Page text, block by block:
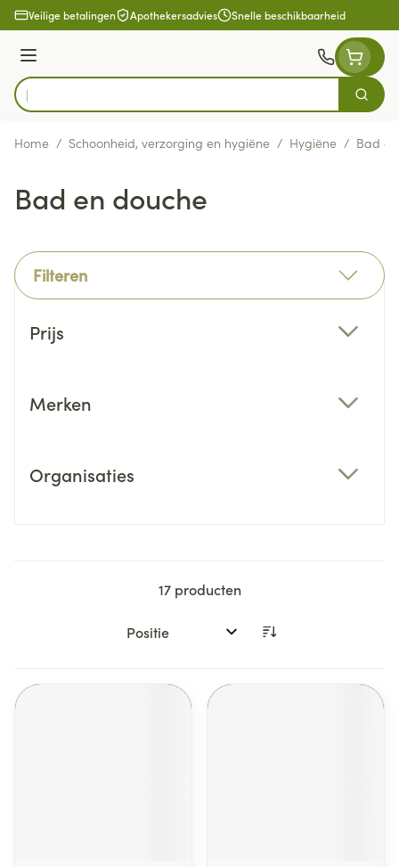
Ga naar de inhoud
Veilige betalingen Apothekersadvies Snelle beschikbaarheid
Menu
Product, merk, categorie...
Zoek
Home / Schoonheid, verzorging en hygiëne / Hygiëne / Bad
Bad en douche
Filteren
Prijs
Merken
Organisaties
17producten
Sorteer op: